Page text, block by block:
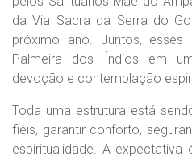
da Via Sacra da Serra do
próximo ano. Juntos, esses
Palmeira dos Índios em
devoção e contemplação
Toda uma estrutura está
fiéis, garantir conforto,
espiritualidade. A